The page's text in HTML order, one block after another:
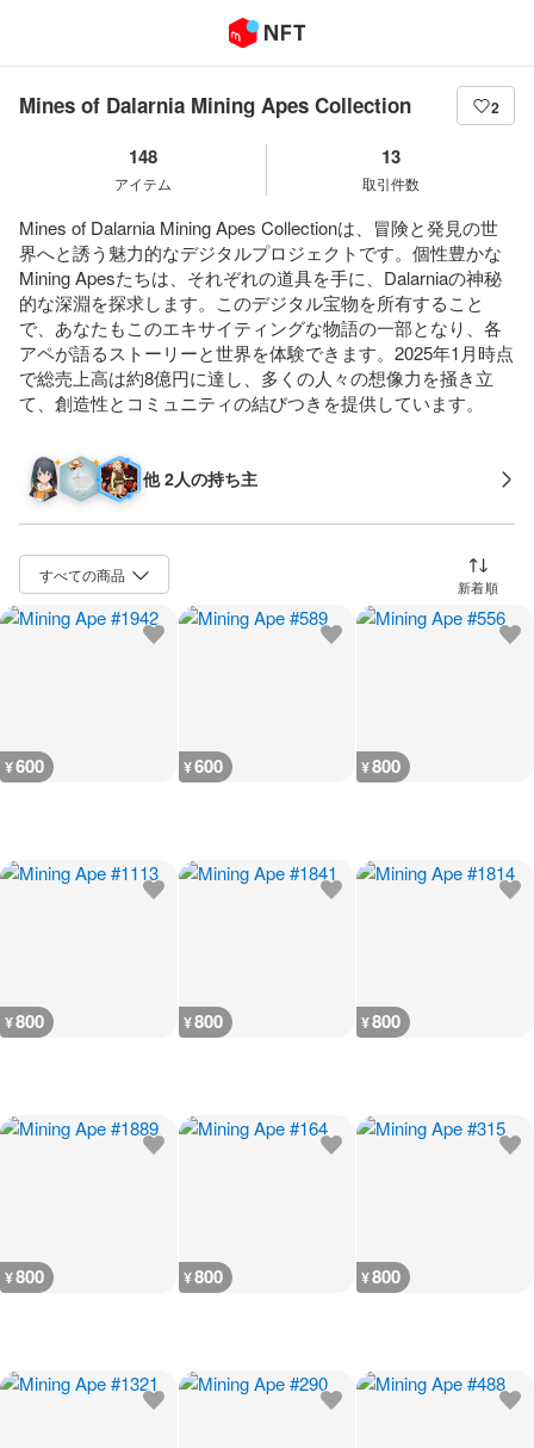
Mines of Dalarnia Mining Apes Collection 2
148
アイテム
13
取引件数
Mines of Dalarnia Mining Apes Collectionは、冒険と発見の世
界へと誘う魅力的なデジタルプロジェクトです。個性豊かな
Mining Apesたちは、それぞれの道具を手に、Dalarniaの神秘
的な深淵を探求します。このデジタル宝物を所有すること
で、あなたもこのエキサイティングな物語の一部となり、各
アペが語るストーリーと世界を体験できます。2025年1月時点
で総売上高は約8億円に達し、多くの人々の想像力を掻き立
て、創造性とコミュニティの結びつきを提供しています。
他 2人の持ち主
並び替え
¥600 ¥600 ¥800
¥800 ¥800 ¥800
¥800 ¥800 ¥800